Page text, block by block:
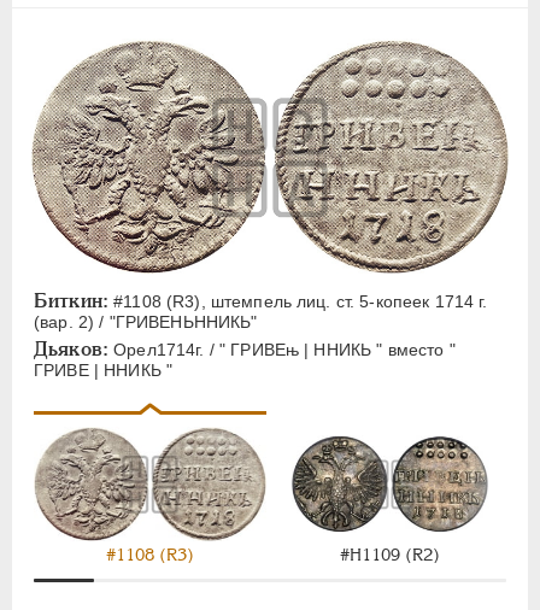
Биткин: #1108 (R3), штемпель лиц. ст. 5-копеек 1714 г.
(вар. 2) / "ГРИВЕНЬННИКЬ"
Дьяков: Орел1714г. / " ГРИВЕњ | ННИКЬ " вместо "
ГРИВЕ | ННИКЬ "
#1108 (R3) #H1109 (R2)